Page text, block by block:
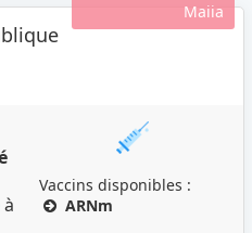
Maiia
à
Vaccins disponibles :
ARNm